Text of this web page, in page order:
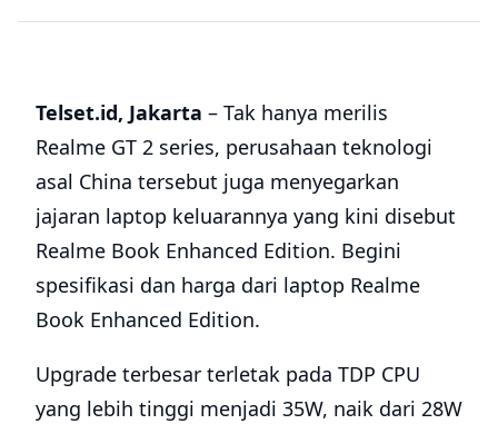
Telset.id, Jakarta – Tak hanya merilis
Realme GT 2 series, perusahaan teknologi
asal China tersebut juga menyegarkan
jajaran laptop keluarannya yang kini disebut
Realme Book Enhanced Edition. Begini
spesifikasi dan harga dari laptop Realme
Book Enhanced Edition.
Upgrade terbesar terletak pada TDP CPU
yang lebih tinggi menjadi 35W, naik dari 28W